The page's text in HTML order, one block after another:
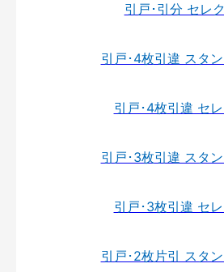
引戸･引分 セレ
引戸･4枚引違 スタ
引戸･4枚引違 セレ
引戸･3枚引違 スタ
引戸･3枚引違 セレ
引戸･2枚片引 スタ